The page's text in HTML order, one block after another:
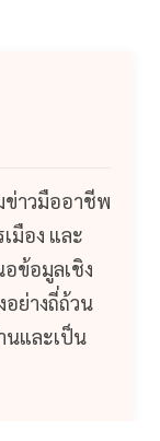
ข่าวมืออาชีพ
มือง และ
ข้อมูลเชิง
ย่างถี่ถ้วน
นและเป็น